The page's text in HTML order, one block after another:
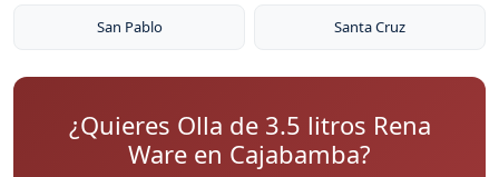
San Pablo Santa Cruz
¿Quieres Olla de 3.5 litros Rena
Ware en Cajabamba?